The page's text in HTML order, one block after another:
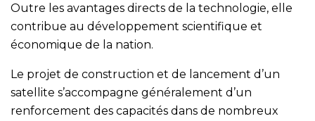
Outre les avantages directs de la technologie, elle
contribue au développement scientifique et
économique de la nation.
Le projet de construction et de lancement d’un
satellite s’accompagne généralement d’un
renforcement des capacités dans de nombreux